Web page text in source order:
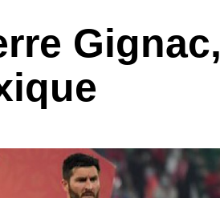
Gignac,